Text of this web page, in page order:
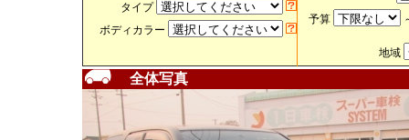
タイプ
ボディカラー
予算
地域
全体写真